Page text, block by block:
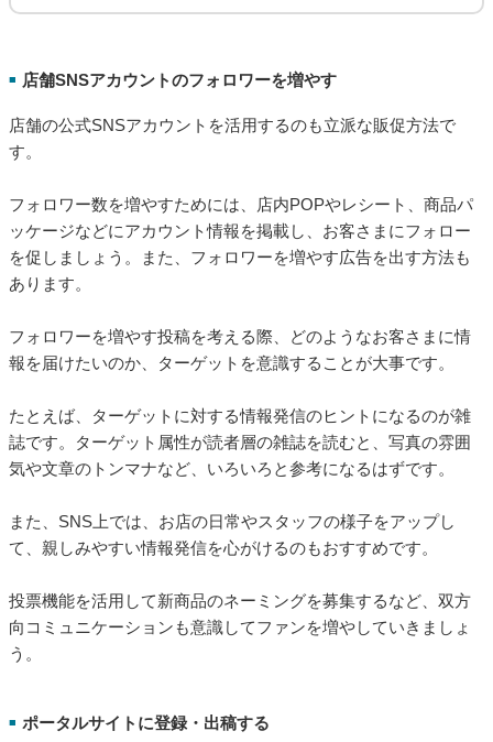
■ 店舗SNSアカウントのフォロワーを増やす
店舗の公式SNSアカウントを活用するのも立派な販促方法で
す。
フォロワー数を増やすためには、店内POPやレシート、商品パ
ッケージなどにアカウント情報を掲載し、お客さまにフォロー
を促しましょう。また、フォロワーを増やす広告を出す方法も
あります。
フォロワーを増やす投稿を考える際、どのようなお客さまに情
報を届けたいのか、ターゲットを意識することが大事です。
たとえば、ターゲットに対する情報発信のヒントになるのが雑
誌です。ターゲット属性が読者層の雑誌を読むと、写真の雰囲
気や文章のトンマナなど、いろいろと参考になるはずです。
また、SNS上では、お店の日常やスタッフの様子をアップし
て、親しみやすい情報発信を心がけるのもおすすめです。
投票機能を活用して新商品のネーミングを募集するなど、双方
向コミュニケーションも意識してファンを増やしていきましょ
う。
■ ポータルサイトに登録・出稿する